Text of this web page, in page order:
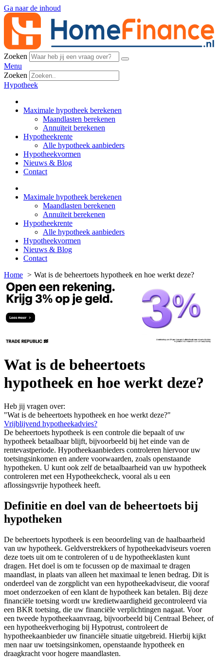
Ga naar de inhoud
Zoeken
Menu
Zoeken
Hypotheek
Maximale hypotheek berekenen
Maandlasten berekenen
Annuïteit berekenen
Hypotheekrente
Alle hypotheek aanbieders
Hypotheekvormen
Nieuws & Blog
Contact
Maximale hypotheek berekenen
Maandlasten berekenen
Annuïteit berekenen
Hypotheekrente
Alle hypotheek aanbieders
Hypotheekvormen
Nieuws & Blog
Contact
Home
Wat is de beheertoets hypotheek en hoe werkt deze?
Wat is de beheertoets
hypotheek en hoe werkt deze?
Heb jij vragen over:
"Wat is de beheertoets hypotheek en hoe werkt deze?"
Vrijblijvend hypotheekadvies?
De beheertoets hypotheek is een controle die bepaalt of uw
hypotheek betaalbaar blijft, bijvoorbeeld bij het einde van de
rentevastperiode. Hypotheekaanbieders controleren hiervoor uw
toetsingsinkomen en andere voorwaarden, zoals openstaande
hypotheken. U kunt ook zelf de betaalbaarheid van uw hypotheek
controleren met een Hypotheekcheck, vooral als u een
aflossingsvrije hypotheek heeft.
Definitie en doel van de beheertoets bij
hypotheken
De beheertoets hypotheek is een beoordeling van de haalbaarheid
van uw hypotheek. Geldverstrekkers of hypotheekadviseurs voeren
deze toets uit om te controleren of u de hypotheeklasten kunt
dragen. Het doel is om te focussen op de maximaal te dragen
maandlast, in plaats van alleen het maximaal te lenen bedrag. Dit is
onderdeel van de zorgplicht van een hypotheekadviseur, die vooraf
moet onderzoeken of een klant de hypotheek kan betalen. Bij deze
financiële toetsing wordt uw kredietwaardigheid gecontroleerd via
een BKR toetsing, die uw financiële verplichtingen nagaat. Voor
een tweede hypotheekaanvraag, bijvoorbeeld bij Centraal Beheer, of
een hypotheekverhoging bij Hypotrust, controleert de
hypotheekaanbieder uw financiële situatie uitgebreid. Hierbij kijkt
men naar uw toetsingsinkomen, openstaande hypotheek en
draagkracht voor hogere maandlasten.